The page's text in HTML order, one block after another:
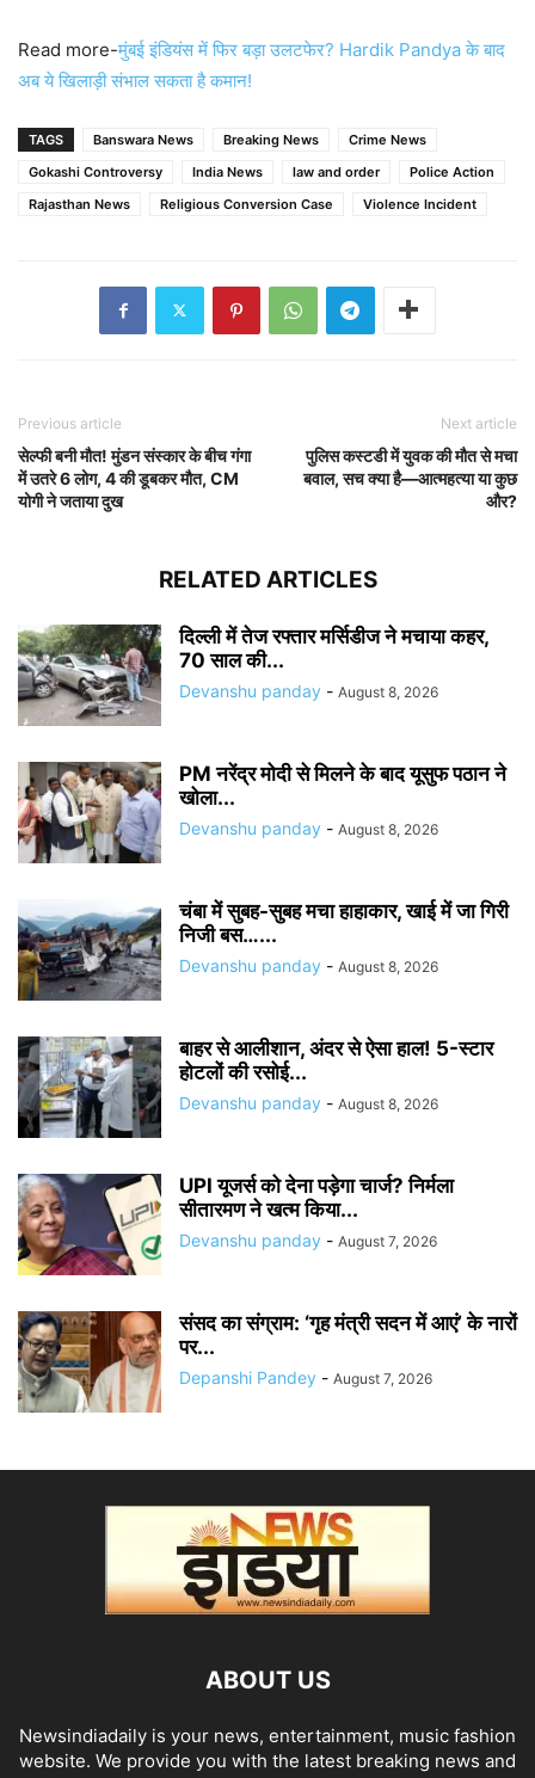
Read more-मुंबई इंडियंस में फिर बड़ा उलटफेर? Hardik Pandya के बाद
अब ये खिलाड़ी संभाल सकता है कमान!
TAGS Banswara News Breaking News
Crime News
Gokashi Controversy
India News law and order
Police Action
Rajasthan News
Religious Conversion Case Violence Incident
Previous article
सेल्फी बनी मौत! मुंडन संस्कार के बीच गंगा
में उतरे 6 लोग, 4 की डूबकर मौत, CM
योगी ने जताया दुख
Next article
पुलिस कस्टडी में युवक की मौत से मचा
बवाल, सच क्या है—आत्महत्या या कुछ
और?
RELATED ARTICLES
दिल्ली में तेज रफ्तार मर्सिडीज ने मचाया कहर,
70 साल की...
Devanshu panday - August 8, 2026
PM नरेंद्र मोदी से मिलने के बाद यूसुफ पठान ने
खोला...
Devanshu panday - August 8, 2026
चंबा में सुबह-सुबह मचा हाहाकार, खाई में जा गिरी
निजी बस…...
Devanshu panday - August 8, 2026
बाहर से आलीशान, अंदर से ऐसा हाल! 5-स्टार
होटलों की रसोई...
Devanshu panday - August 8, 2026
UPI यूजर्स को देना पड़ेगा चार्ज? निर्मला
सीतारमण ने खत्म किया...
Devanshu panday - August 7, 2026
संसद का संग्राम: ‘गृह मंत्री सदन में आएं’ के नारों
पर...
Depanshi Pandey - August 7, 2026
ABOUT US
Newsindiadaily is your news, entertainment, music fashion
website. We provide you with the latest breaking news and